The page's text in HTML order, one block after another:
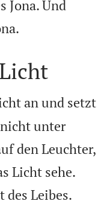
Jona. Und
an und setzt
unter
den Leuchter,
Licht sehe.
des Leibes.